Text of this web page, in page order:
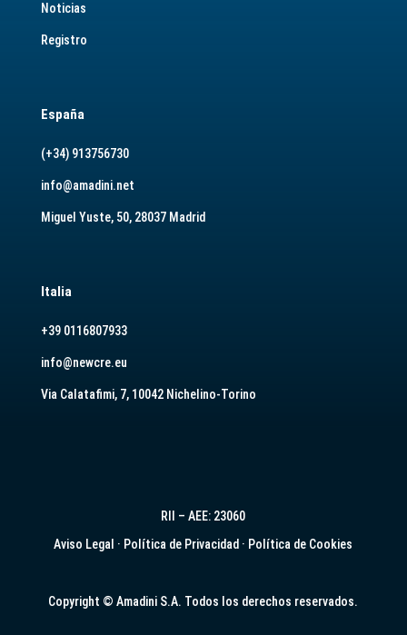
Noticias
Registro
España
(+34) 913756730
info@amadini.net
Miguel Yuste, 50, 28037 Madrid
Italia
+39 0116807933
info@newcre.eu
Via Calatafimi, 7, 10042 Nichelino-Torino
RII – AEE: 23060
Aviso Legal · Política de Privacidad · Política de Cookies
Copyright © Amadini S.A. Todos los derechos reservados.